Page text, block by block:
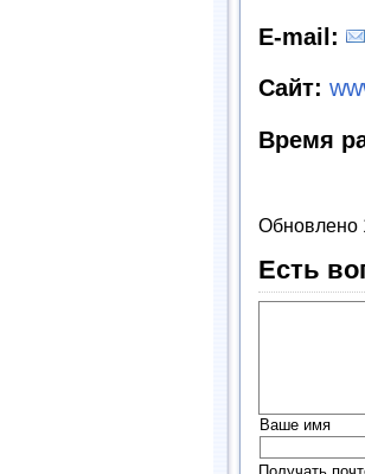
E-mail :
Сайт:
Время
Обновлено
Есть
Ваше имя